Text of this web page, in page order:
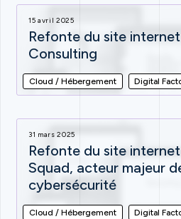
15 avril 2025
Refonte du site
Consulting
Cloud / Hébergement Digital
31 mars 2025
Refonte du site
Squad, acteur majeur
cybersécurité
Cloud / Hébergement Digital